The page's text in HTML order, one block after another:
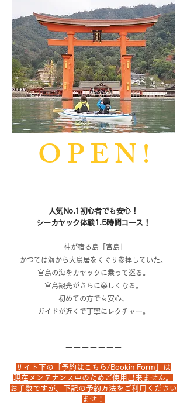
O P E N !
人気No.1初心者でも安心！
シーカヤック体験1.5時間コース！
神が宿る島「宮島」
かつては海から大鳥居をくぐり参拝していた。
宮島の海をカヤックに乗って巡る。
宮島観光がさらに楽しくなる。
初めての方でも安心、
ガイドが近くで丁寧にレクチャー。
ーーーーーーーーーーーーーーーーーーーーー
ーーーーーーー
サイト下の「予約はこちら/Bookin Form」は​
現在メンテナンス中のためご使用出来ません。
​お手数ですが、下記の予約方法をご利用ください
ませ！